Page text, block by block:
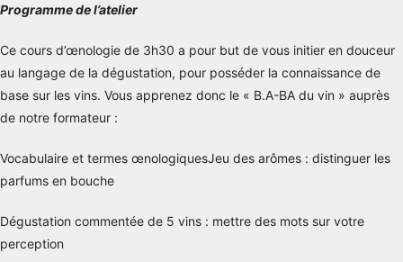
Programme de l’atelier
Ce cours d’œnologie de 3h30 a pour but de vous initier en douceur
au langage de la dégustation, pour posséder la connaissance de
base sur les vins. Vous apprenez donc le « B.A-BA du vin » auprès
de notre formateur :
Vocabulaire et termes œnologiquesJeu des arômes : distinguer les
parfums en bouche
Dégustation commentée de 5 vins : mettre des mots sur votre
perception